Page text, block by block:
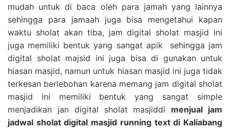
mudah untuk di baca oleh para jamah yang lainnya
sehingga para jamaah juga bisa mengetahui kapan
waktu sholat akan tiba, jam digital sholat masjid ini
juga memiliki bentuk yang sangat apik sehingga jam
digital sholat majsid ini juga bisa di gunakan untuk
hiasan masjid, namun untuk hiasan masjid ini juga tidak
terkesan berlebohan karena memang jam digital sholat
masjid ini memiliki bentuk yang sangat simple
menjadikan jan digital sholat masjiddi menjual jam
jadwal sholat digital masjid running text di Kaliabang